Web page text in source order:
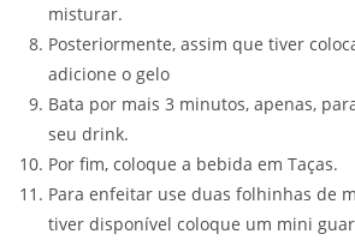
misturar.
Posteriormente, assim que tiver
adicione o gelo
Bata por mais 3 minutos, apenas,
seu drink.
Por fim, coloque a bebida em Taças.
Para enfeitar use duas folhinhas de
tiver disponível coloque um mini